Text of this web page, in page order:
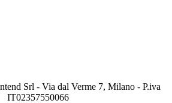
Srl - Via dal Verme 7, Milano - P.iva
IT02357550066